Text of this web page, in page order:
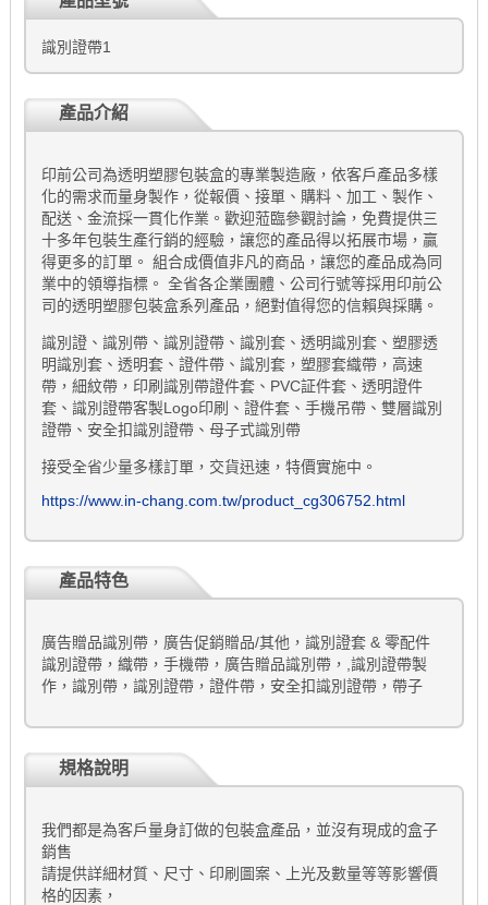
識別證帶1
產品介紹
印前公司為透明塑膠包裝盒的專業製造廠，依客戶產品多樣
化的需求而量身製作，從報價、接單、購料、加工、製作、
配送、金流採一貫化作業。歡迎蒞臨參觀討論，免費提供三
十多年包裝生產行銷的經驗，讓您的產品得以拓展市場，贏
得更多的訂單。 組合成價值非凡的商品，讓您的產品成為同
業中的領導指標。 全省各企業團體、公司行號等採用印前公
司的透明塑膠包裝盒系列產品，絕對值得您的信賴與採購。
識別證、識別帶、識別證帶、識別套、透明識別套、塑膠透
明識別套、透明套、證件帶、識別套，塑膠套織帶，高速
帶，細紋帶，印刷識別帶證件套、PVC証件套、透明證件
套、識別證帶客製Logo印刷、證件套、手機吊帶、雙層識別
證帶、安全扣識別證帶、母子式識別帶
接受全省少量多樣訂單，交貨迅速，特價實施中。
https://www.in-chang.com.tw/product_cg306752.html
產品特色
廣告贈品識別帶，廣告促銷贈品/其他，識別證套 & 零配件
識別證帶，織帶，手機帶，廣告贈品識別帶，,識別證帶製
作，識別帶，識別證帶，證件帶，安全扣識別證帶，帶子
規格說明
我們都是為客戶量身訂做的包裝盒產品，並沒有現成的盒子
銷售
請提供詳細材質、尺寸、印刷圖案、上光及數量等等影響價
格的因素，